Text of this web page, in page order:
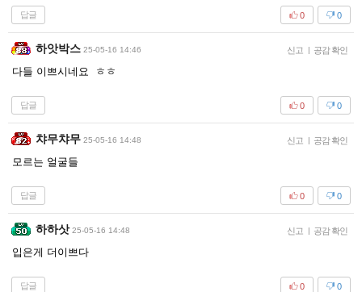
답글 0
0
하앗박스 25-05-16 14:46 신고 | 공감 확인
다들 이쁘시네요 ㅎㅎ
답글 0
0
챠무챠무 25-05-16 14:48 신고 | 공감 확인
모르는 얼굴들
답글 0
0
하하삿 25-05-16 14:48 신고 | 공감 확인
입은게 더이쁘다
답글 0
0